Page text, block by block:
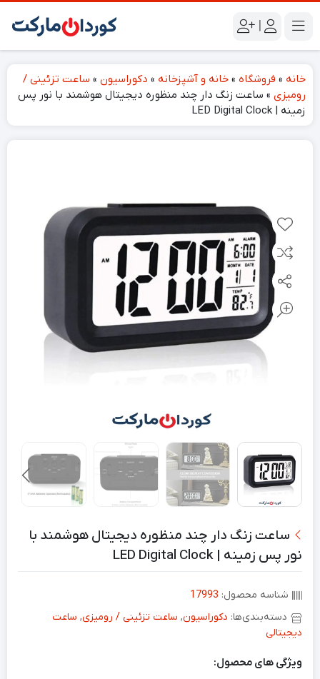
|
خانه » فروشگاه » خانه و آشپزخانه » دکوراسیون » ساعت تزئینی /
رومیزی » ساعت زنگ دار چند منظوره دیجیتال هوشمند با نور پس
زمینه | LED Digital Clock
ساعت زنگ دار چند منظوره دیجیتال هوشمند با
نور پس زمینه | LED Digital Clock
شناسه محصول: 17993
دسته‌بندی‌ها: دکوراسیون, ساعت تزئینی / رومیزی, ساعت
دیجیتالی
ویژگی های محصول: